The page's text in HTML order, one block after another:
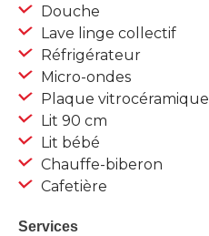
Douche
Lave linge collectif
Réfrigérateur
Micro-ondes
Plaque vitrocéramique
Lit 90 cm
Lit bébé
Chauffe-biberon
Cafetière
Services